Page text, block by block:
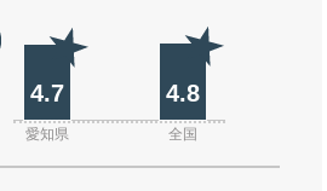
4.7 4.8
愛知県 全国